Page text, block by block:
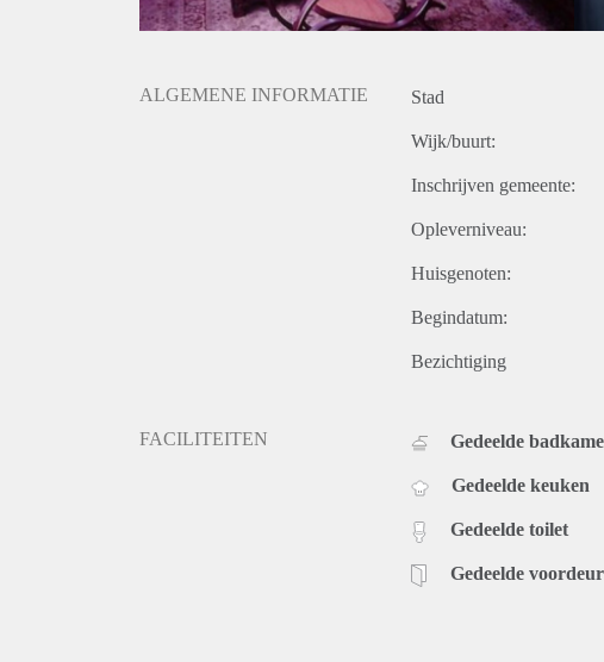
ALGEMENE INFORMATIE Stad
Wijk/buurt:
Inschrijven gemeente:
Opleverniveau:
Huisgenoten:
Begindatum:
Bezichtiging
FACILITEITEN Gedeelde
Gedeelde keuken
Gedeelde toilet
Gedeelde voordeur